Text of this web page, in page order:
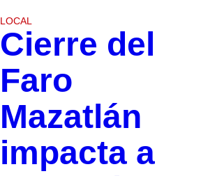
LOCAL
Cierre del
Faro
Mazatlán
impacta a